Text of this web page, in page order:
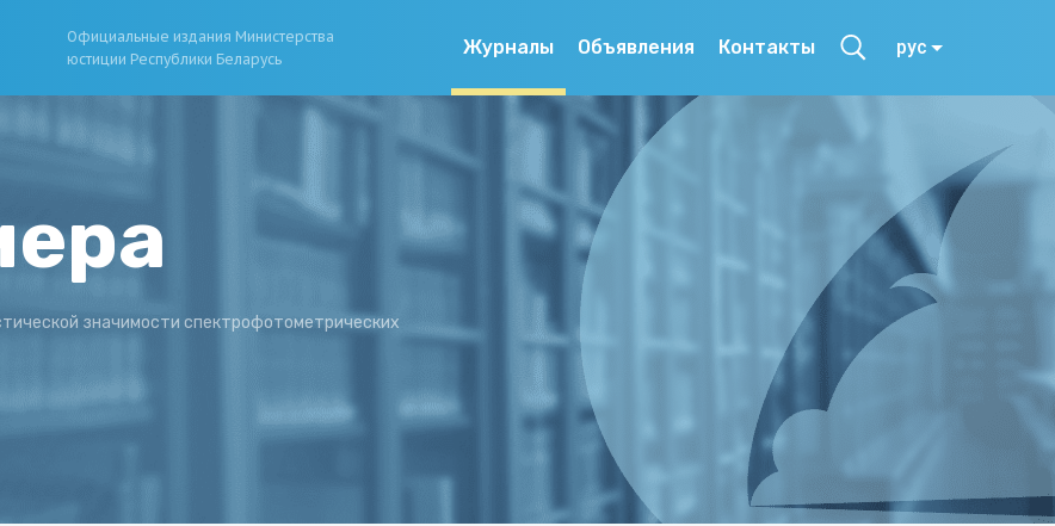
Официальные издания Министерства
юстиции Республики Беларусь
Журналы Объявления Контакты рус
значимости спектрофотометрических